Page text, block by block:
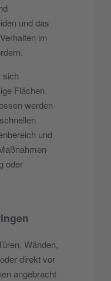
und das
im
sich
Flächen
werden
und
oder
Wänden,
direkt vor
angebracht